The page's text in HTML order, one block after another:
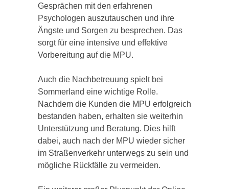
Gesprächen mit den erfahrenen
Psychologen auszutauschen und ihre
Ängste und Sorgen zu besprechen. Das
sorgt für eine intensive und effektive
Vorbereitung auf die MPU.
Auch die Nachbetreuung spielt bei
Sommerland eine wichtige Rolle.
Nachdem die Kunden die MPU erfolgreich
bestanden haben, erhalten sie weiterhin
Unterstützung und Beratung. Dies hilft
dabei, auch nach der MPU wieder sicher
im Straßenverkehr unterwegs zu sein und
mögliche Rückfälle zu vermeiden.